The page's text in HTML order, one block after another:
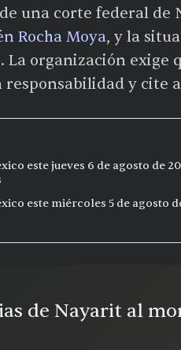
una corte federal de
Rocha Moya, y la
. La organización exige
responsabilidad y cite
este jueves 6 de agosto de
este miércoles 5 de agosto
de Nayarit al